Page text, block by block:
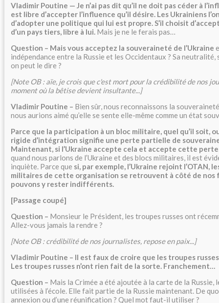
Vladimir Poutine — Je n’ai pas dit qu’il ne doit pas céder à
est libre d’accepter l’influence qu’il désire. Les Ukrainiens
d’adopter une politique qui lui est propre. S’il choisit
d’un pays tiers, libre à lui. Mais je ne le ferais pas…
Question – Mais vous acceptez la souveraineté de l’Ukraine
indépendance entre la Russie et les Occidentaux ? Sa neutralité,
on peut le dire ?
[Note OB : aïe, je crois que c'est mort pour la crédibilité de nos
moment où la bêtise devient insultante...]
Vladimir Poutine – Bien sûr, nous reconnaissons la
nous aurions aimé qu’elle se sente elle-même comme un état
Parce que la participation à un bloc militaire, quel qu’il soit,
rigide d’intégration signifie une perte partielle de
Maintenant, si l’Ukraine accepte cela et accepte cette
quand nous parlons de l’Ukraine et des blocs militaires, il est
inquiète. Parce que si, par exemple, l’Ukraine rejoint l’OTAN,
militaires de cette organisation se retrouvent à côté de nos
pouvons y rester indifférents.
[Passage coupé]
Question – Monsieur le Président, les troupes russes ont
Allez-vous jamais la rendre ?
[Note OB : crédibilité de nos journalistes, repose en paix...]
Vladimir Poutine – Il est faux de croire que les troupes
Les troupes russes n’ont rien fait de la sorte. Franchement…
Question – Mais la Crimée a été ajoutée à la carte de la Russie,
utilisées à l’école. Elle fait partie de la Russie maintenant. De
annexion ou d’une réunification ? Quel mot faut-il utiliser ?